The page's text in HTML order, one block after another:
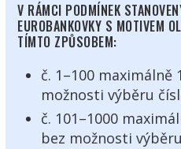
V RÁMCI PODMÍNEK
EUROBANKOVKY S MOTIVEM
TÍMTO ZPŮSOBEM:
č. 1–100 maximálně
možnosti výběru
č. 101–1000
bez možnosti